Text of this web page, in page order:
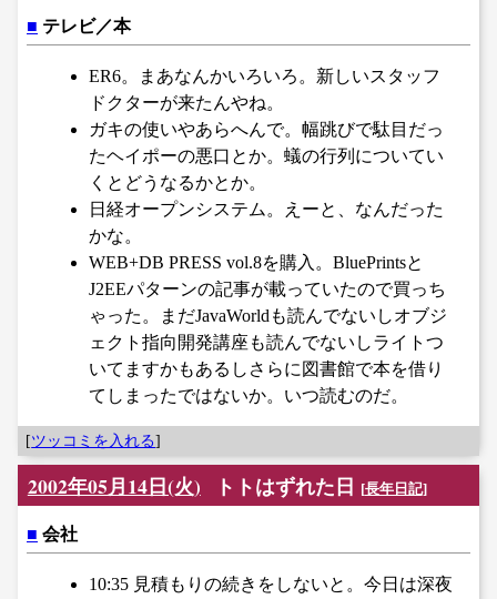
■ テレビ／本
ER6。まあなんかいろいろ。新しいスタッフ
ドクターが来たんやね。
ガキの使いやあらへんで。幅跳びで駄目だっ
たヘイポーの悪口とか。蟻の行列についてい
くとどうなるかとか。
日経オープンシステム。えーと、なんだった
かな。
WEB+DB PRESS vol.8を購入。BluePrintsと
J2EEパターンの記事が載っていたので買っち
ゃった。まだJavaWorldも読んでないしオブジ
ェクト指向開発講座も読んでないしライトつ
いてますかもあるしさらに図書館で本を借り
てしまったではないか。いつ読むのだ。
[ツッコミを入れる]
2002年05月14日(火) トトはずれた日 [長年日記]
■ 会社
10:35 見積もりの続きをしないと。今日は深夜